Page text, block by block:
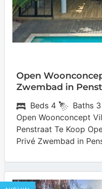
Open
Zwembad in
Beds 4 Baths 3
Open Woonconcept
Penstraat Te Koop
Privé Zwembad in
moderne villa biedt
… more